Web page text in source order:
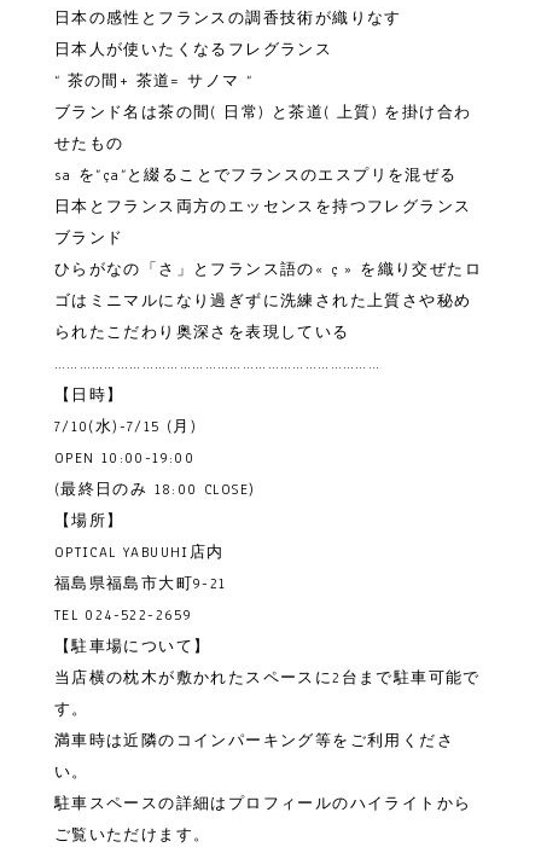
日本の感性とフランスの調香技術が織りなす
日本人が使いたくなるフレグランス
“ 茶の間+ 茶道= サノマ “
ブランド名は茶の間( 日常) と茶道( 上質) を掛け合わ
せたもの
sa を”ça”と綴ることでフランスのエスプリを混ぜる
日本とフランス両方のエッセンスを持つフレグランス
ブランド
ひらがなの「さ」とフランス語の« ç » を織り交ぜたロ
ゴはミニマルになり過ぎずに洗練された上質さや秘め
られたこだわり奥深さを表現している
……………………………………………………………………
【日時】
7/10(水)-7/15 (月)
OPEN 10:00-19:00
(最終日のみ 18:00 CLOSE)
【場所】
OPTICAL YABUUHI店内
福島県福島市大町9-21
TEL 024-522-2659
【駐車場について】
当店横の枕木が敷かれたスペースに2台まで駐車可能で
す。
満車時は近隣のコインパーキング等をご利用くださ
い。
駐車スペースの詳細はプロフィールのハイライトから
ご覧いただけます。